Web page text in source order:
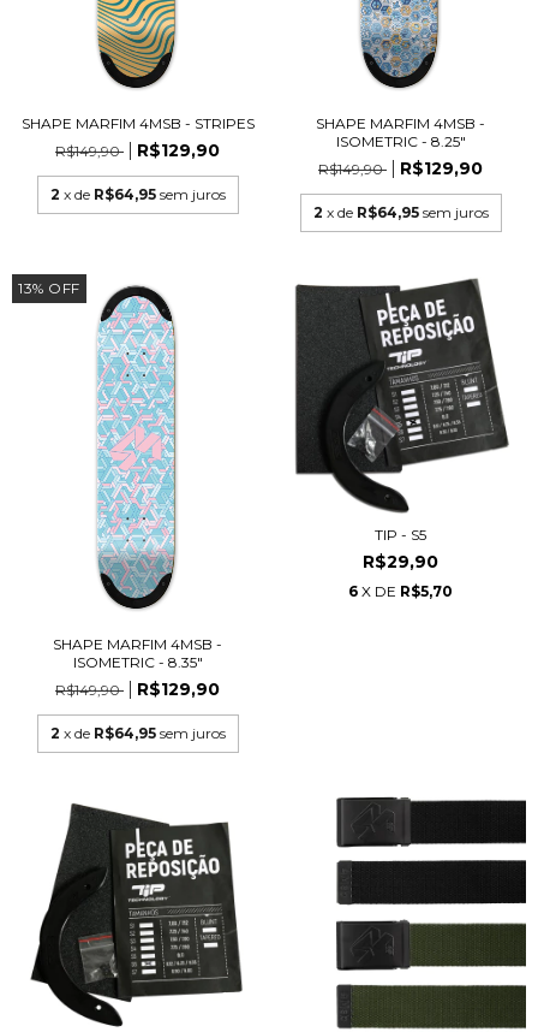
SHAPE MARFIM 4MSB - STRIPES
R$149,90
R$129,90
2 x de R$64,95 sem juros
SHAPE MARFIM 4MSB -
ISOMETRIC - 8.25"
R$149,90
R$129,90
2 x de R$64,95 sem juros
13% OFF
SHAPE MARFIM 4MSB -
ISOMETRIC - 8.35"
R$149,90
R$129,90
2 x de R$64,95 sem juros
TIP - S5
R$29,90
6 X DE R$5,70